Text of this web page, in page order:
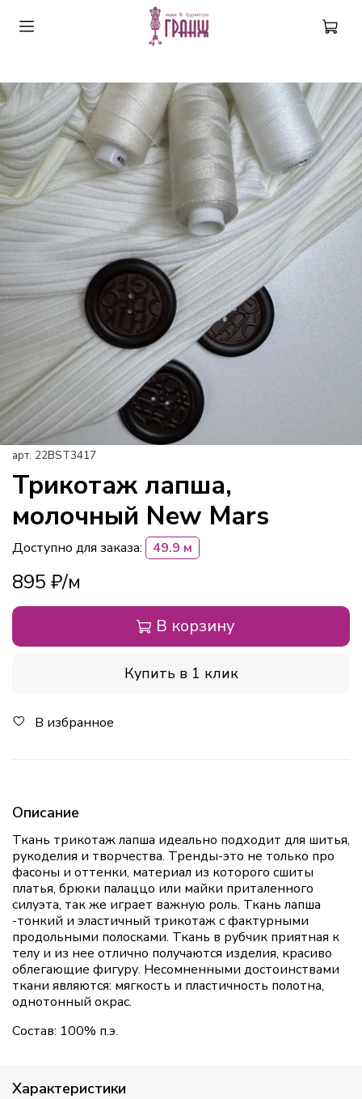
арт. 22BST3417
Трикотаж лапша,
молочный New Mars
Доступно для заказа: 49.9 м
895 ₽
В корзину
Купить в 1 клик
В избранное
Описание
Ткань трикотаж лапша идеально подходит для шитья,
рукоделия и творчества. Тренды-это не только про
фасоны и оттенки, материал из которого сшиты
платья, брюки палаццо или майки приталенного
силуэта, так же играет важную роль. Ткань лапша
-тонкий и эластичный трикотаж с фактурными
продольными полосками. Ткань в рубчик приятная к
телу и из нее отлично получаются изделия, красиво
облегающие фигуру. Несомненными достоинствами
ткани являются: мягкость и пластичность полотна,
однотонный окрас.
Состав: 100% п.э.
Характеристики